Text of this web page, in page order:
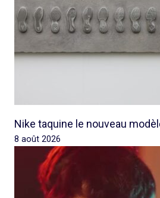
Nike taquine le nouveau
8 août 2026